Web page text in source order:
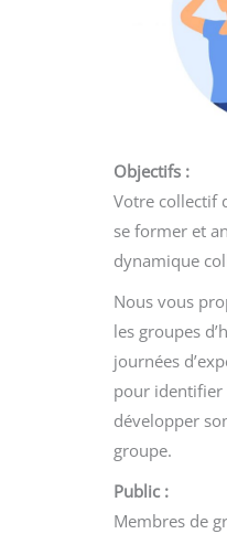
Objectifs :
Votre collectif
se former et
dynamique
Nous vous
les groupes
journées
pour identifier
développer
groupe.
Public :
Membres de